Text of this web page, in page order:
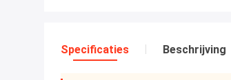
Specificaties Beschrijving